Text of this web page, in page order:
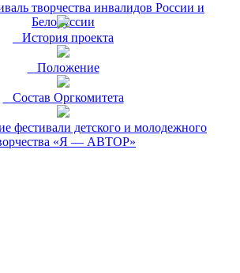
творчества инвалидов России и
Белоруссии
История проекта
Положение
Состав Оргкомитета
фестивали детского и молодежного
«Я — АВТОР»